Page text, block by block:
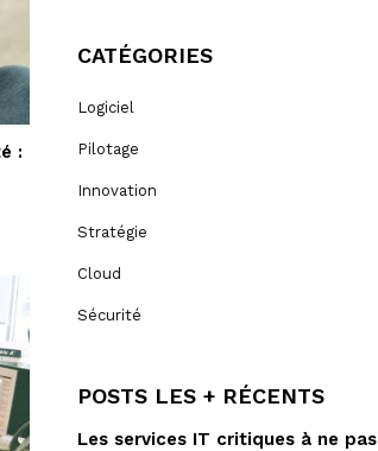
:
CATÉGORIES
Logiciel
Pilotage
Innovation
Stratégie
Cloud
Sécurité
POSTS LES + RÉCENTS
Les services IT critiques à ne pas